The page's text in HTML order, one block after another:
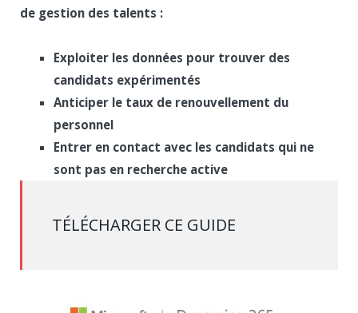
de gestion des talents :
Exploiter les données pour trouver des
candidats expérimentés
Anticiper le taux de renouvellement du
personnel
Entrer en contact avec les candidats qui ne
sont pas en recherche active
TÉLÉCHARGER CE GUIDE